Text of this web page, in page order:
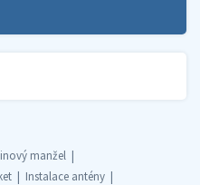
manžel
Instalace antény